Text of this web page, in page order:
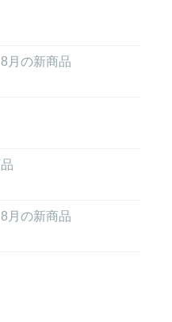
月の新商品
月の新商品